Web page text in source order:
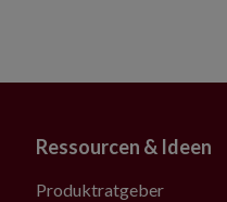
Ressourcen & Ideen
Produktratgeber